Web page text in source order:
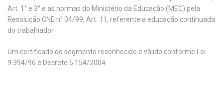
Art. 1° e 3° e as normas do Ministério da Educação (MEC) pela
Resolução CNE n° 04/99, Art. 11, referente a educação continuada
do trabalhador.
Um certificado do segmento reconhecido e válido conforme Lei
9.394/96 e Decreto 5.154/2004